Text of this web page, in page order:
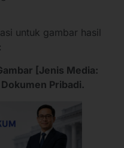
untuk gambar hasil
[Jenis Media:
Pribadi.